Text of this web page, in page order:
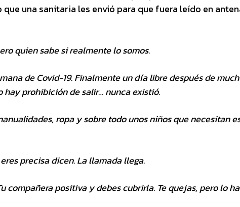
una sanitaria les envió para que fuera leído en
quien sabe si realmente lo somos.
de Covid-19. Finalmente un día libre después de
hay prohibición de salir… nunca existió.
ropa y sobre todo unos niños que necesitan
precisa dicen. La llamada llega.
compañera positiva y debes cubrirla. Te quejas, pero lo